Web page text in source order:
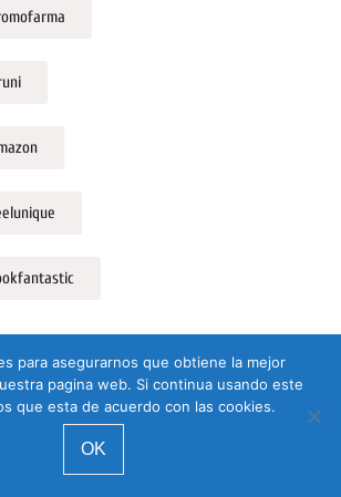
NIOD Survival 30 con protección
30+: Crema hidratante ligera, se
deja brillo, se adapta muy bien a la piel.
óxido de zinc y dióxido de titanio, de
Contiene varios ingredientes, como la
para asegurarnos que obtiene la mejor
pagina web. Si continua usando este
que esta de acuerdo con las cookies.
OK